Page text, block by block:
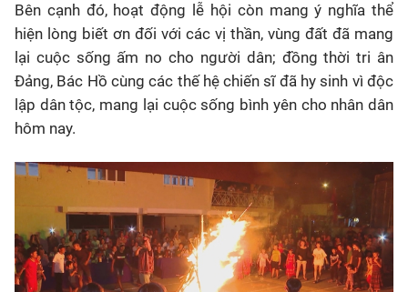
Bên cạnh đó, hoạt động lễ hội còn mang ý nghĩa thể
hiện lòng biết ơn đối với các vị thần, vùng đất đã mang
lại cuộc sống ấm no cho người dân; đồng thời tri ân
Đảng, Bác Hồ cùng các thế hệ chiến sĩ đã hy sinh vì độc
lập dân tộc, mang lại cuộc sống bình yên cho nhân dân
hôm nay.